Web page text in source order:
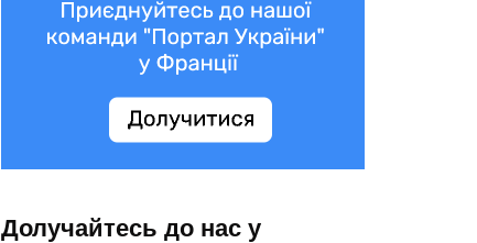
Долучайтесь до нас у